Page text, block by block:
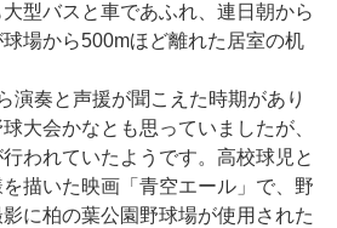
型バスと車であふれ、連日朝から
場から500mほど離れた居室の机
演奏と声援が聞こえた時期があり
大会かなとも思っていましたが、
われていたようです。高校球児と
描いた映画「青空エール」で、野
に柏の葉公園野球場が使用された